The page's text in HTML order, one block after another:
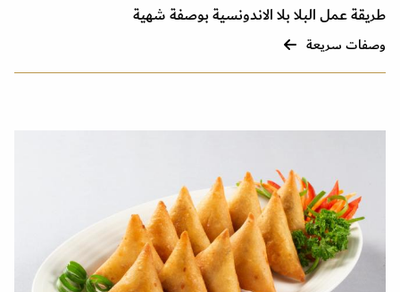
طريقة عمل البلا بلا الاندونسية بوصفة شهية
وصفات سريعة